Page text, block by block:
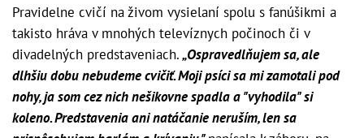
Pravidelne cvičí na živom vysielaní spolu s fanúšikmi a
takisto hráva v mnohých televíznych počinoch či v
divadelných predstaveniach.„Ospravedlňujem sa, ale
dlhšiu dobu nebudeme cvičiť. Moji psíci sa mi zamotali pod
nohy, ja som cez nich nešikovne spadla a "vyhodila" si
koleno. Predstavenia ani natáčanie neruším, len sa